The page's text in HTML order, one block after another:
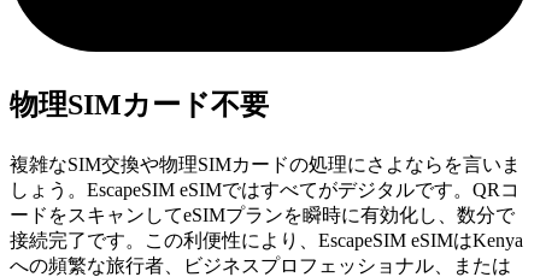
物理SIMカード不要
複雑なSIM交換や物理SIMカードの処理にさよならを言いま
しょう。EscapeSIM eSIMではすべてがデジタルです。QRコ
ードをスキャンしてeSIMプランを瞬時に有効化し、数分で
接続完了です。この利便性により、EscapeSIM eSIMはKenya
への頻繁な旅行者、ビジネスプロフェッショナル、または